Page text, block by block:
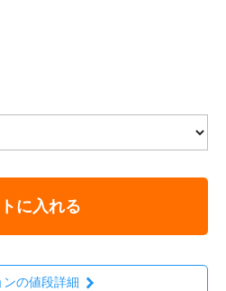
に入れる
ンの値段詳細